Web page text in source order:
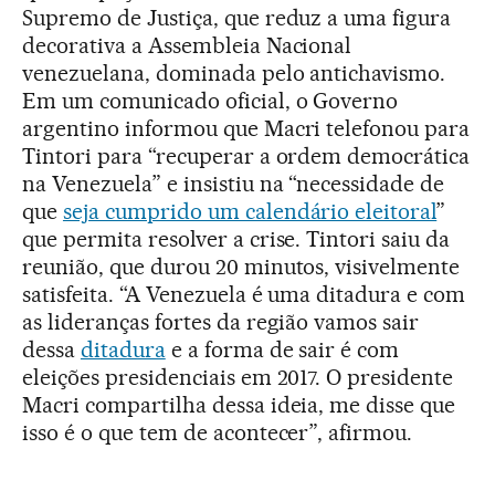
Supremo de Justiça, que reduz a uma figura
decorativa a Assembleia Nacional
venezuelana, dominada pelo antichavismo.
Em um comunicado oficial, o Governo
argentino informou que Macri telefonou para
Tintori para “recuperar a ordem democrática
na Venezuela” e insistiu na “necessidade de
que seja cumprido um calendário eleitoral”
que permita resolver a crise. Tintori saiu da
reunião, que durou 20 minutos, visivelmente
satisfeita. “A Venezuela é uma ditadura e com
as lideranças fortes da região vamos sair
dessa ditadurae a forma de sair é com
eleições presidenciais em 2017. O presidente
Macri compartilha dessa ideia, me disse que
isso é o que tem de acontecer”, afirmou.